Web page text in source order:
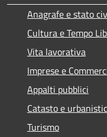
Anagrafe e stato
Cultura e Tempo
Vita lavorativa
Imprese e
Appalti pubblici
Catasto e
Turismo